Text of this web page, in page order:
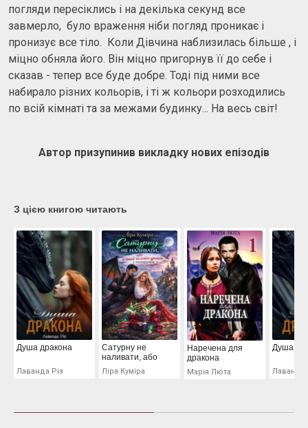
погляди пересіклись і на декілька секунд все
завмерло, було враження ніби погляд проникає і
пронизує все тіло. Коли Дівчина наблизилась більше , і
міцно обняла його. Він міцно пригорнув її до себе і
сказав - тепер все буде добре. Тоді під ними все
набирало різних кольорів, і ті ж кольори розходились
по всій кімнаті та за межами будинку... На весь світ!
Автор призупинив викладку нових епізодів
З цією книгою читають
Душа дракона
Лаванда Різ
Сатурну не
наливати, або
п'яний чоловік-
дракон у
Ліра Куміра
Наречена для
дракона
Марія Люта
Душа
Лаванда